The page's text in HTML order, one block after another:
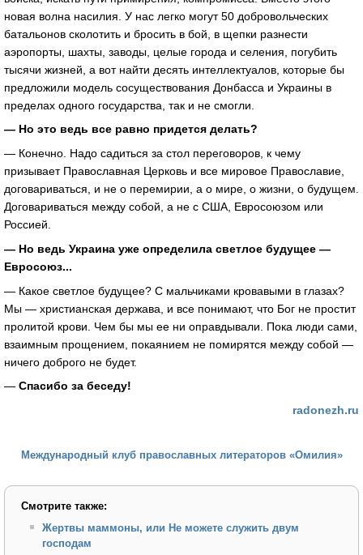
новая волна насилия. У нас легко могут 50 добровольческих
батальонов сколотить и бросить в бой, в щепки разнести
аэропорты, шахты, заводы, целые города и селения, погубить
тысячи жизней, а вот найти десять интеллектуалов, которые бы
предложили модель сосуществования Донбасса и Украины в
пределах одного государства, так и не смогли.
— Но это ведь все равно придется делать?
— Конечно. Надо садиться за стол переговоров, к чему
призывает Православная Церковь и все мировое Православие,
договариваться, и не о перемирии, а о мире, о жизни, о будущем.
Договариваться между собой, а не с США, Евросоюзом или
Россией.
— Но ведь Украина уже определила светлое будущее —
Евросоюз...
— Какое светлое будущее? С мальчиками кровавыми в глазах?
Мы — христианская держава, и все понимают, что Бог не простит
пролитой крови. Чем бы мы ее ни оправдывали. Пока люди сами,
взаимным прощением, покаянием не помирятся между собой —
ничего доброго не будет.
— Спасибо за беседу!
radonezh.ru
Международный клуб православных литераторов «Омилия»
Смотрите также:
Жертвы маммоны, или Не можете служить двум
господам